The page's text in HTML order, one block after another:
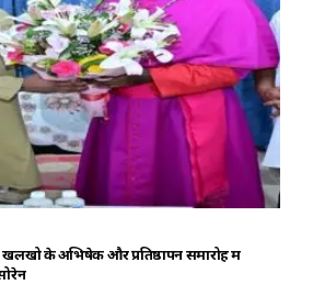
के अभिषेक और प्रतिष्ठापन समारोह में